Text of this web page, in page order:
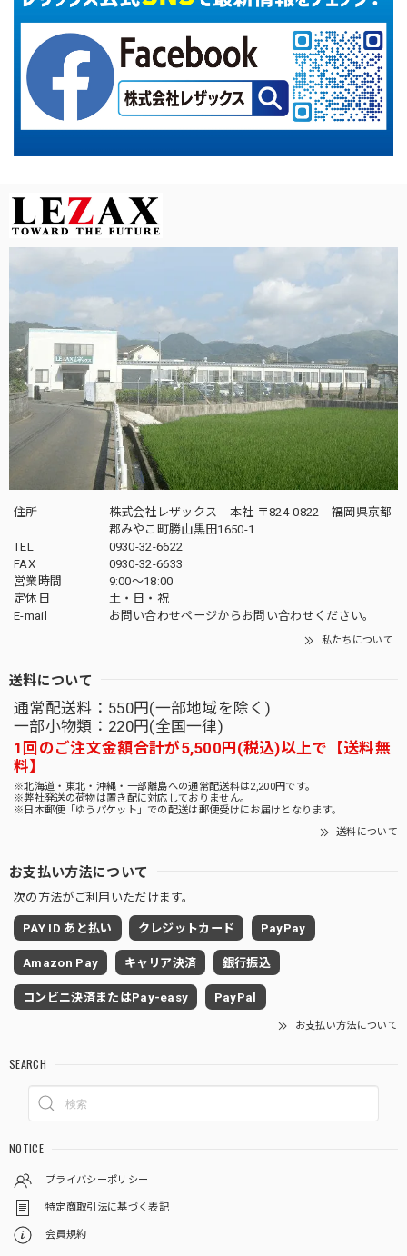
住所
株式会社レザックス 本社 〒824-0822 福岡県京都
郡みやこ町勝山黒田1650-1
TEL
0930-32-6622
FAX
0930-32-6633
営業時間
9:00〜18:00
定休日
土・日・祝
E-mail
お問い合わせページからお問い合わせください。
私たちについて
送料について
通常配送料：550円(一部地域を除く)
一部小物類：220円(全国一律)
1回のご注文金額合計が5,500円(税込)以上で【送料無
料】
※北海道・東北・沖縄・一部離島への通常配送料は2,200円です。
※弊社発送の荷物は置き配に対応しておりません。
※日本郵便「ゆうパケット」での配送は郵便受けにお届けとなります。
送料について
お支払い方法について
次の方法がご利用いただけます。
PAY ID あと払い クレジットカード PayPay
Amazon Pay キャリア決済 銀行振込
コンビニ決済またはPay-easy PayPal
お支払い方法について
SEARCH
NOTICE
プライバシーポリシー
特定商取引法に基づく表記
会員規約